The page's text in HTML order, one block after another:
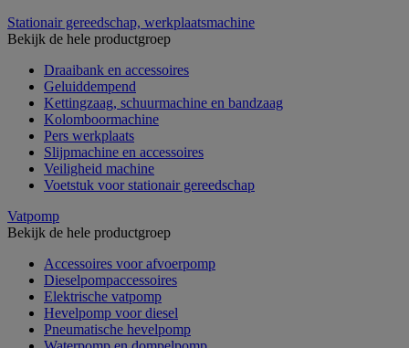
Stationair gereedschap, werkplaatsmachine
Bekijk de hele productgroep
Draaibank en accessoires
Geluiddempend
Kettingzaag, schuurmachine en bandzaag
Kolomboormachine
Pers werkplaats
Slijpmachine en accessoires
Veiligheid machine
Voetstuk voor stationair gereedschap
Vatpomp
Bekijk de hele productgroep
Accessoires voor afvoerpomp
Dieselpompaccessoires
Elektrische vatpomp
Hevelpomp voor diesel
Pneumatische hevelpomp